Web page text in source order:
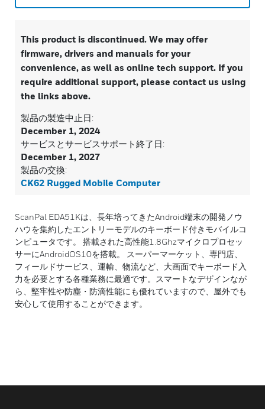
This product is discontinued. We may offer
firmware, drivers and manuals for your
convenience, as well as online tech support. If you
require additional support, please contact us using
the links above.
製品の製造中止日:
December 1, 2024
サービスとサービスサポート終了日:
December 1, 2027
製品の交換:
CK62 Rugged Mobile Computer
ScanPal EDA51Kは、長年培ってきたAndroid端末の開発ノウ
ハウを集約したエントリーモデルのキーボード付きモバイルコ
ンピュータです。 搭載された高性能1.8Ghzマイクロプロセッ
サーにAndroidOS10を搭載。 スーパーマーケット、専門店、
フィールドサービス、運輸、物流など、大画面でキーボード入
力を必要とする各種業務に最適です。スマートなデザインなが
ら、堅牢性や防塵・防滴性能にも優れていますので、屋外でも
安心して使用することができます。